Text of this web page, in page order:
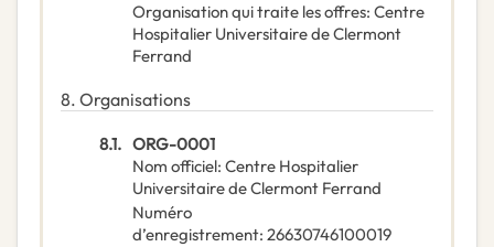
Organisation qui traite les offres: Centre
Hospitalier Universitaire de Clermont
Ferrand
8. Organisations
8.1. ORG-0001
Nom officiel: Centre Hospitalier
Universitaire de Clermont Ferrand
Numéro
d’enregistrement: 26630746100019